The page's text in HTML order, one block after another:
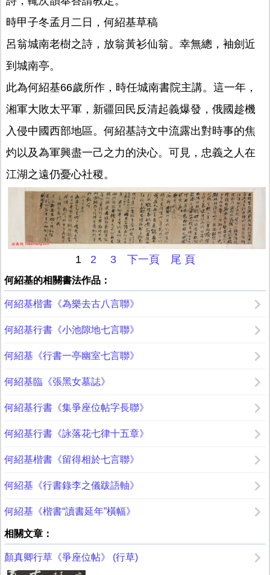
時甲子冬孟月二日，何紹基草稿
呂翁城南老樹之詩，放翁黃衫仙翁。幸無總，袖劍近
到城南亭。
此為何紹基66歲所作，時任城南書院主講。這一年，
湘軍大敗太平軍，新疆回民反清起義爆發，俄國趁機
入侵中國西部地區。何紹基詩文中流露出對時事的焦
灼以及為軍興盡一己之力的決心。可見，忠義之人在
江湖之遠仍憂心社稷。
1 2 3 下一頁 尾 頁
何紹基的相關書法作品：
何紹基楷書《為樂去古八言聯》
何紹基行書《小池隙地七言聯》
何紹基《行書一亭幽室七言聯》
何紹基臨《張黑女墓誌》
何紹基行書《集爭座位帖字長聯》
何紹基行書《詠落花七律十五章》
何紹基楷書《留得相於七言聯》
何紹基《行書錄李之儀跋語軸》
何紹基《楷書“讀書延年”橫幅》
相關文章：
顏真卿行草《爭座位帖》 (行草)